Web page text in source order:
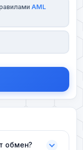
AML
обмен?